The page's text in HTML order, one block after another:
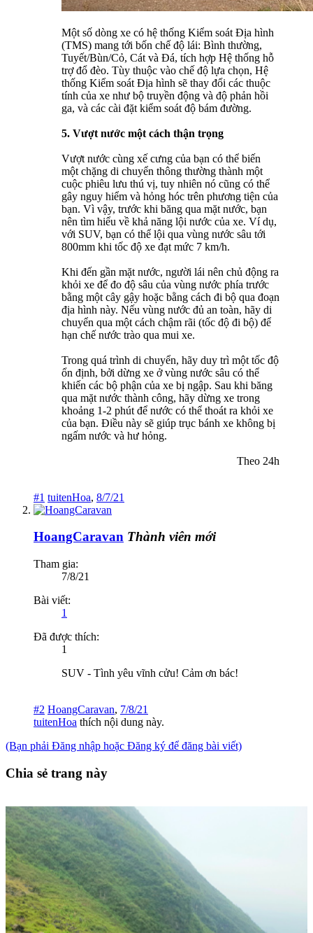
Một số dòng xe có hệ thống Kiểm soát Địa hình
(TMS) mang tới bốn chế độ lái: Bình thường,
Tuyết/Bùn/Cỏ, Cát và Đá, tích hợp Hệ thống hỗ
trợ đổ đèo. Tùy thuộc vào chế độ lựa chọn, Hệ
thống Kiểm soát Địa hình sẽ thay đổi các thuộc
tính của xe như bộ truyền động và độ phản hồi
ga, và các cài đặt kiểm soát độ bám đường.
5. Vượt nước một cách thận trọng
Vượt nước cùng xế cưng của bạn có thể biến
một chặng di chuyển thông thường thành một
cuộc phiêu lưu thú vị, tuy nhiên nó cũng có thể
gây nguy hiểm và hỏng hóc trên phương tiện của
bạn. Vì vậy, trước khi băng qua mặt nước, bạn
nên tìm hiểu về khả năng lội nước của xe. Ví dụ,
với SUV, bạn có thể lội qua vùng nước sâu tới
800mm khi tốc độ xe đạt mức 7 km/h.
Khi đến gần mặt nước, người lái nên chủ động ra
khỏi xe để đo độ sâu của vùng nước phía trước
bằng một cây gậy hoặc bằng cách đi bộ qua đoạn
địa hình này. Nếu vùng nước đủ an toàn, hãy di
chuyển qua một cách chậm rãi (tốc độ đi bộ) để
hạn chế nước trào qua mui xe.
Trong quá trình di chuyển, hãy duy trì một tốc độ
ổn định, bởi dừng xe ở vùng nước sâu có thể
khiến các bộ phận của xe bị ngập. Sau khi băng
qua mặt nước thành công, hãy dừng xe trong
khoảng 1-2 phút để nước có thể thoát ra khỏi xe
của bạn. Điều này sẽ giúp trục bánh xe không bị
ngấm nước và hư hỏng.
Theo 24h​
#1 tuitenHoa, 8/7/21
HoangCaravan Thành viên mới
Tham gia:
7/8/21
Bài viết:
1
Đã được thích:
1
SUV - Tình yêu vĩnh cửu! Cảm ơn bác!
#2 HoangCaravan, 7/8/21
tuitenHoa thích nội dung này.
(Bạn phải Đăng nhập hoặc Đăng ký để đăng bài viết)
Chia sẻ trang này